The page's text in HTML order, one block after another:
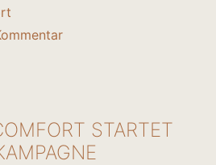
STARTET